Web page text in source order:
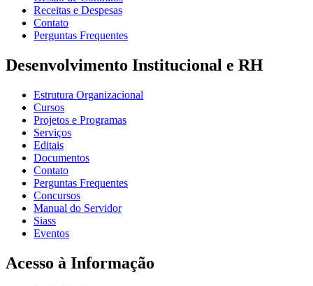
Receitas e Despesas
Contato
Perguntas Frequentes
Desenvolvimento Institucional e RH
Estrutura Organizacional
Cursos
Projetos e Programas
Serviços
Editais
Documentos
Contato
Perguntas Frequentes
Concursos
Manual do Servidor
Siass
Eventos
Acesso à Informação